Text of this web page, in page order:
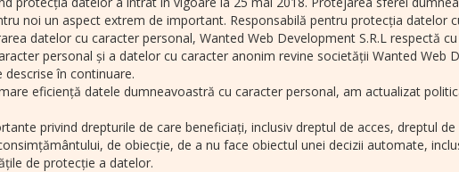
noi un aspect extrem de important. Responsabilă pentru protecția datelor
datelor cu caracter personal, Wanted Web Development S.R.L respectă
personal și a datelor cu caracter anonim revine societății Wanted Web
în continuare.
eficiență datele dumneavoastră cu caracter personal, am actualizat
privind drepturile de care beneficiați, inclusiv dreptul de acces, dreptul
de obiecție, de a nu face obiectul unei decizii automate,
de protecție a datelor.